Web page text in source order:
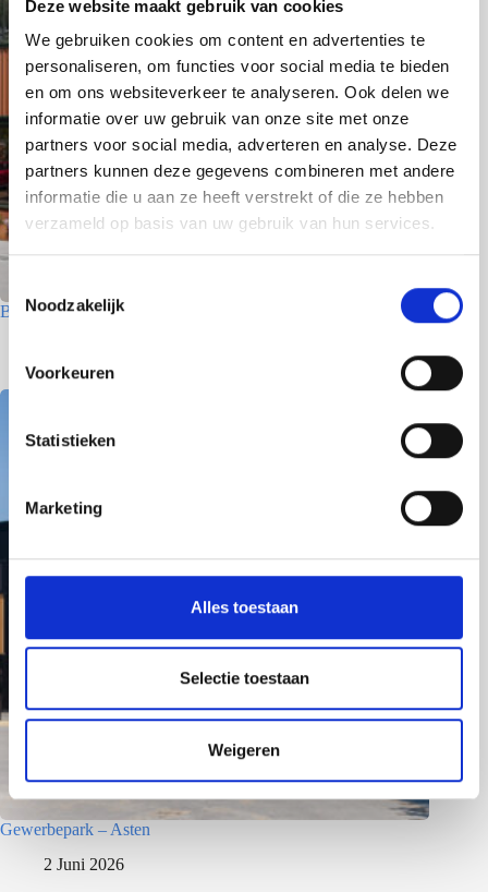
Deze website maakt gebruik van cookies
We gebruiken cookies om content en advertenties te
personaliseren, om functies voor social media te bieden
en om ons websiteverkeer te analyseren. Ook delen we
informatie over uw gebruik van onze site met onze
partners voor social media, adverteren en analyse. Deze
partners kunnen deze gegevens combineren met andere
informatie die u aan ze heeft verstrekt of die ze hebben
verzameld op basis van uw gebruik van hun services.
o
t
n
t
Noodzakelijk
Voorkeuren
Statistieken
Marketing
Alles toestaan
Selectie toestaan
Weigeren
Betriebsgebäude – Den Helder
Gewerbepark – Asten
2 Juni 2026